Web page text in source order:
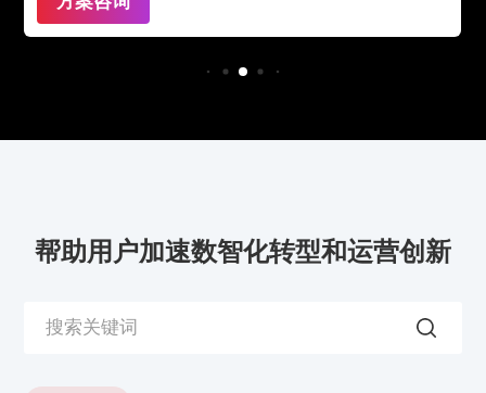
帮助用户加速数智化转型和运营创新